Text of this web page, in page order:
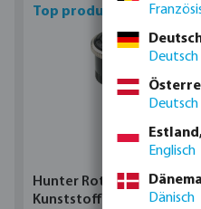
Top produkte
Hunter Rotator
Kunststoff
Deutsch
Deutsch
Englisch
Dänisch